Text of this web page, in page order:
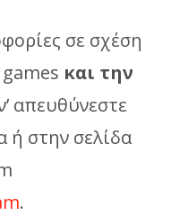
σε σχέση
και την
απευθύνεστε
στην σελίδα
.